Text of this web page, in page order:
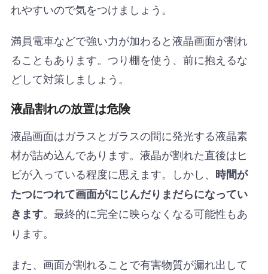
れやすいので気をつけましょう。
満員電車などで強い力が加わると液晶画面が割れ
ることもあります。つり棚を使う、前に抱えるな
どして対策しましょう。
液晶割れの放置は危険
液晶画面はガラスとガラスの間に発光する液晶素
材が詰め込んであります。液晶が割れた直後はヒ
ビが入っている程度に思えます。しかし、 時間が
たつにつれて画面がにじんだりまだらになってい
きます。最終的に完全に映らなくなる可能性もあ
ります。
また、画面が割れることで有害物質が漏れ出して